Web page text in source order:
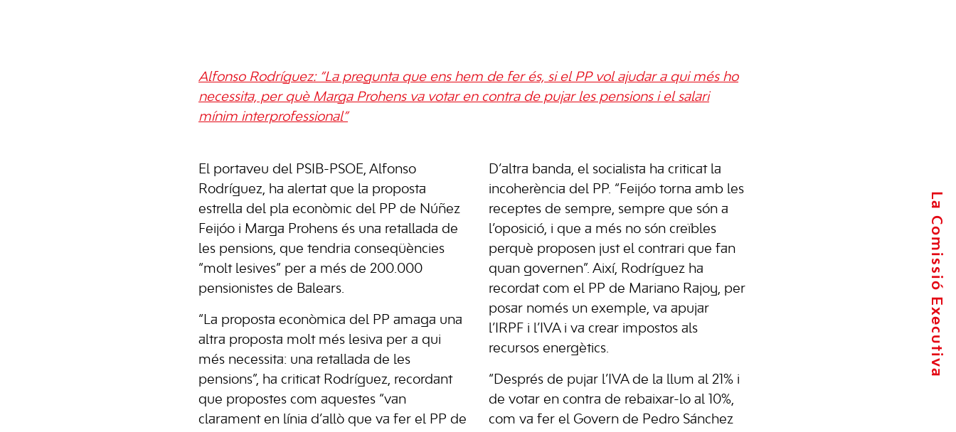
La Comissió Executiva
Alfonso Rodríguez: “La pregunta que ens hem de fer és, si el PP vol ajudar a qui més ho
necessita, per què Marga Prohens va votar en contra de pujar les pensions i el salari
mínim interprofessional”
El portaveu del PSIB-PSOE, Alfonso
Rodríguez, ha alertat que la proposta
estrella del pla econòmic del PP de Núñez
Feijóo i Marga Prohens és una retallada de
les pensions, que tendria conseqüències
“molt lesives” per a més de 200.000
pensionistes de Balears.
“La proposta econòmica del PP amaga una
altra proposta molt més lesiva per a qui
més necessita: una retallada de les
pensions”, ha criticat Rodríguez, recordant
que propostes com aquestes “van
clarament en línia d’allò que va fer el PP de
D’altra banda, el socialista ha criticat la
incoherència del PP. “Feijóo torna amb les
receptes de sempre, sempre que són a
l’oposició, i que a més no són creïbles
perquè proposen just el contrari que fan
quan governen”. Així, Rodríguez ha
recordat com el PP de Mariano Rajoy, per
posar només un exemple, va apujar
l’IRPF i l’IVA i va crear impostos als
recursos energètics.
“Després de pujar l’IVA de la llum al 21% i
de votar en contra de rebaixar-lo al 10%,
com va fer el Govern de Pedro Sánchez